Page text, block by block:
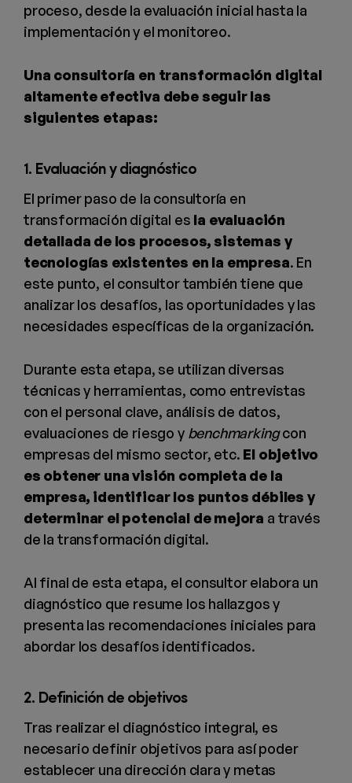
proceso, desde la evaluación inicial hasta la
implementación y el monitoreo.
Una consultoría en transformación digital
altamente efectiva debe seguir las
siguientes etapas:
1. Evaluación y diagnóstico
El primer paso de la consultoría en
transformación digital es la evaluación
detallada de los procesos, sistemas y
tecnologías existentes en la empresa. En
este punto, el consultor también tiene que
analizar los desafíos, las oportunidades y las
necesidades específicas de la organización.
Durante esta etapa, se utilizan diversas
técnicas y herramientas, como entrevistas
con el personal clave, análisis de datos,
evaluaciones de riesgo y benchmarkingcon
empresas del mismo sector, etc. El objetivo
es obtener una visión completa de la
empresa, identificar los puntos débiles y
determinar el potencial de mejora a través
de la transformación digital.
Al final de esta etapa, el consultor elabora un
diagnóstico que resume los hallazgos y
presenta las recomendaciones iniciales para
abordar los desafíos identificados.
2. Definición de objetivos
Tras realizar el diagnóstico integral, es
necesario definir objetivos para así poder
establecer una dirección clara y metas